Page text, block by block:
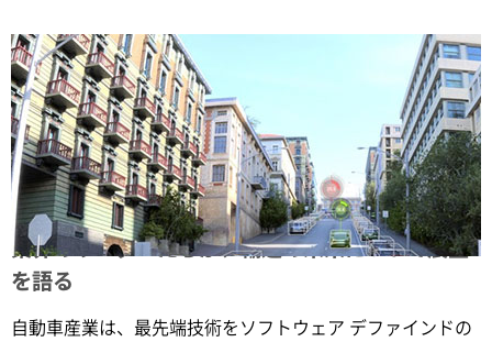
Share
業界のリーダーたちが、輸送の未来について展望
を語る
自動車産業は、最先端技術をソフトウェア デファインドの